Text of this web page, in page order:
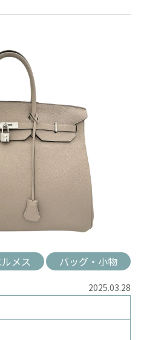
メス バッグ・小物
2025.03.28